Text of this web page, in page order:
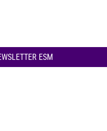
ESM